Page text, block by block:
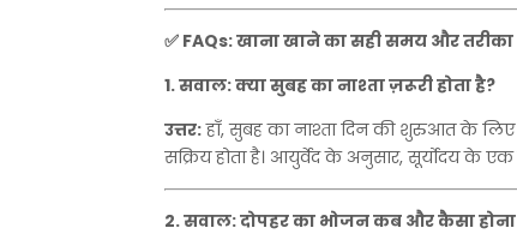
✅ FAQs:खानाखानेकासहीसमय औरतरीका
1.सवाल:क्यासुबहकानाश्ताज़रूरीहोताहै?
उत्तर: हाँ,सुबह का नाश्ता दिन की शुरुआत के लिए
सक्रिय होता है। आयुर्वेद के अनुसार,सूर्योदय के एक
2.सवाल:दोपहरका भोजनकब औरकैसाहोना